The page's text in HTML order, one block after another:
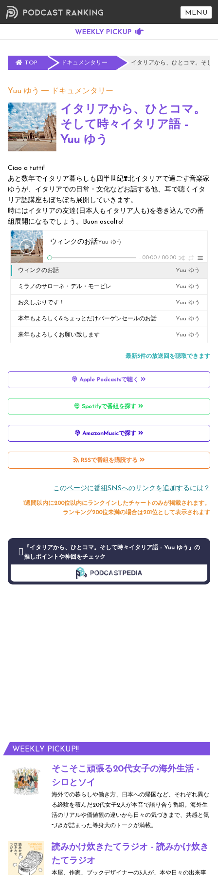
MENU
TOP ドキュメンタリー イタリアから、ひとコマ。そし
WEEKLY PICKUP!!
そこそこ頑張る20代女子の海外生活 -
シロとソイ
海外での暮らしや働き方、日本への帰国など、それぞれ異な
る経験を積んだ20代女子2人が本音で語り合う番組。海外生
活のリアルや価値観の違いから日々の気づきまで、共感と気
づきが詰まった等身大のトークが満載。
読みかけ炊きたてラジオ - 読みかけ炊き
たてラジオ
本屋、作家、ブックデザイナーの3人が、本や日々の出来事
Yuu ゆう ドキュメンタリー
イタリアから、ひとコマ。
そして時々イタリア語 -
Yuu ゆう
Ciao a tutti!
あと数年でイタリア暮らしも四半世紀❣️北イタリアで過ごす音楽家
ゆうが、イタリアでの日常・文化などお話する他、耳で聴くイタ
リア語講座もぼちぼち展開していきます。
時にはイタリアの友達(日本人もイタリア人も)を巻き込んでの番
組展開になるでしょう。Buon ascolto!
ウィンクのお話Yuu ゆう
- 00:00 / 00:00
ウィンクのお話 Yuu ゆう
ミラノのサローネ・デル・モービレ Yuu ゆう
お久しぶりです！ Yuu ゆう
本年もよろしく&ちょっとだけバーゲンセールのお話 Yuu ゆう
来年もよろしくお願い致します Yuu ゆう
最新5件の放送回を聴取できます
Apple Podcastsで聴く
Spotifyで番組を探す
AmazonMusicで探す
RSSで番組を購読する
このページに番組SNSへのリンクを追加するには？
1週間以内に200位以内にランクインしたチャートのみが掲載されます。
ランキング200位未満の場合は201位として表示されます
『イタリアから、ひとコマ。そして時々イタリア語 - Yuu ゆう』の
推しポイントや神回をチェック